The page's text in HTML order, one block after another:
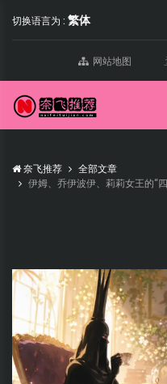
切换语言为 : 繁体
网站地图
奈飞推荐
全部文章
伊姆、乔伊波伊、莉莉女王的“